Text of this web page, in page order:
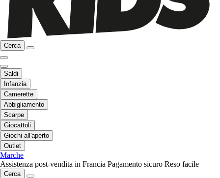
Cerca
Saldi
Infanzia
Camerette
Abbigliamento
Scarpe
Giocattoli
Giochi all'aperto
Outlet
Marche
Assistenza post-vendita in Francia Pagamento sicuro Reso facile
Cerca